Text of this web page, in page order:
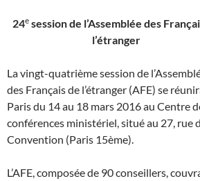
24e session de l’Assemblée des
l’étranger
La vingt-quatrième session de
des Français de l’étranger (AFE) se
Paris du 14 au 18 mars 2016 au Centre
conférences ministériel, situé au 27, rue
Convention (Paris 15ème).
L’AFE, composée de 90 conseillers,